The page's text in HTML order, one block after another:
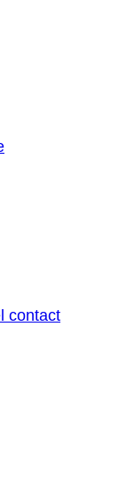
contact